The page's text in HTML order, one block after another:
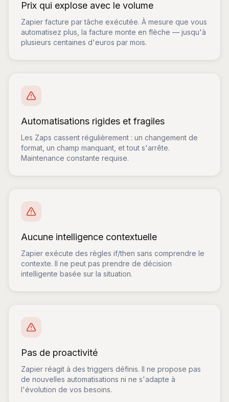
Prix qui explose avec le volume
Zapier facture par tâche exécutée. À mesure que vous
automatisez plus, la facture monte en flèche — jusqu'à
plusieurs centaines d'euros par mois.
Automatisations rigides et fragiles
Les Zaps cassent régulièrement : un changement de
format, un champ manquant, et tout s'arrête.
Maintenance constante requise.
Aucune intelligence contextuelle
Zapier exécute des règles if/then sans comprendre le
contexte. Il ne peut pas prendre de décision
intelligente basée sur la situation.
Pas de proactivité
Zapier réagit à des triggers définis. Il ne propose pas
de nouvelles automatisations ni ne s'adapte à
l'évolution de vos besoins.